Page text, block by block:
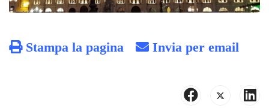
Stampa la pagina Invia per email